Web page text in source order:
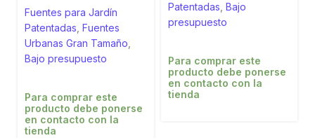
Fuentes para Jardín
Patentadas ,Fuentes
Urbanas Gran Tamaño
Bajo presupuesto
Para comprar este
producto debe ponerse
en contacto con la
tienda
Patentadas Bajo
presupuesto
Para comprar este
producto debe ponerse
en contacto con la
tienda